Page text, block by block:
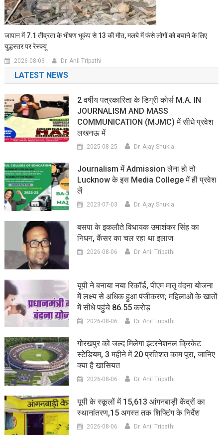
जापान में 7.1 तीव्रता के भीषण भूकंप से 13 की मौत, मलबे में फंसे लोगों को बचाने के लिए
युद्धस्तर पर रेस्क्यू
2026-08-03 Dr. Anil Tripathi
LATEST NEWS
2 वर्षीय पत्रकारिता के डिग्री कोर्स M.A. IN
JOURNALISM AND MASS
COMMUNICATION (MJMC) में सीधे प्रवेश
लखनऊ में
2025-08-25 Dr. Ajay Shukla
Journalism में Admission लेना हो तो
Lucknow के इस Media College में ही प्रवेश
लें
2023-07-03 Dr. Ajay Shukla
बसपा के इकलौते विधायक उमाशंकर सिंह का
निधन, कैंसर का चल रहा था इलाज
2026-08-06 Dr. Anil Tripathi
यूपी ने बनाया नया रिकॉर्ड, पीएम मातृ वंदना योजना
में लक्ष्य से अधिक हुआ पंजीकरण; महिलाओं के खातों
में सीधे पहुंचे 86.55 करोड़
2026-08-06 Dr. Anil Tripathi
गोरखपुर को जल्द मिलेगा इंटरनेशनल क्रिकेट
स्टेडियम, 3 महीने में 20 प्रतिशत काम पूरा, जानिए
क्या है खासियत
2026-08-06 Dr. Anil Tripathi
यूपी के स्कूलों में 15,613 आंगनबाड़ी केंद्रों का
स्थानांतरण,15 अगस्त तक शिफ्टिंग के निर्देश
2026-08-06 Dr. Anil Tripathi